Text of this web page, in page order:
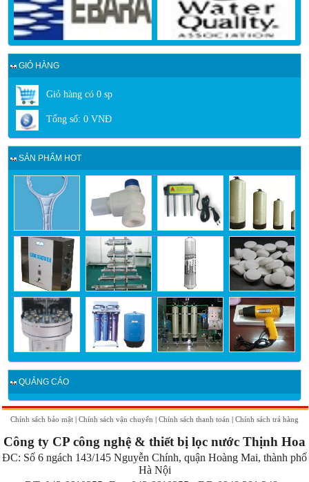
GIỎ HÀNG
Giỏ hàng có 0 sp
Tổng số: 0 VNĐ
SẢN PHẨM HOT
QUẢNG CÁO
Chính sách bảo mật | Chính sách vận chuyển | Chính sách thanh toán | Chính sách trả hàng
Công ty CP công nghệ & thiết bị lọc nước Thịnh Hoa
ĐC: Số 6 ngách 143/145 Nguyễn Chính, quận Hoàng Mai, thành phố
Hà Nội